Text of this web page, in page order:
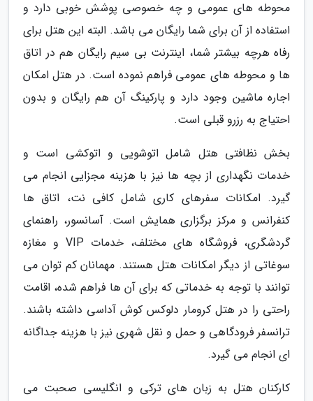
محوطه های عمومی و چه خصوصی پوشش خوبی دارد و
استفاده از آن برای شما رایگان می باشد. البته این هتل برای
رفاه هرچه بیشتر شما، اینترنت بی سیم رایگان هم در اتاق
ها و محوطه های عمومی فراهم نموده است. در هتل امکان
اجاره ماشین وجود دارد و پارکینگ آن هم رایگان و بدون
احتیاج به رزرو قبلی است.
بخش نظافتی هتل شامل اتوشویی و اتوکشی است و
خدمات نگهداری از بچه ها نیز با هزینه مجزایی انجام می
گیرد. امکانات سفرهای کاری شامل کافی نت، اتاق ها
کنفرانس و مرکز برگزاری همایش است. آسانسور، راهنمای
گردشگری، فروشگاه های مختلف، خدمات VIP و مغازه
سوغاتی از دیگر امکانات هتل هستند. مهمانان کم توان می
توانند با توجه به خدماتی که برای آن ها فراهم شده، اقامت
راحتی را در هتل کرومار دلوکس کوش آداسی داشته باشند.
ترانسفر فرودگاهی و حمل و نقل شهری نیز با هزینه جداگانه
ای انجام می گیرد.
کارکنان هتل به زبان های ترکی و انگلیسی صحبت می